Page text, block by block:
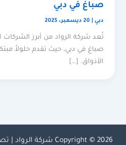
صباغ في دبي
دبي |20 ديسمبر، 2025
تُعد شركة الرواد من أبرز
صباغ في دبي، حيث تقدم حلولاً
الأذواق. […]
Copyright © 2026 شركة الرواد | تصميم وتطوير شركة